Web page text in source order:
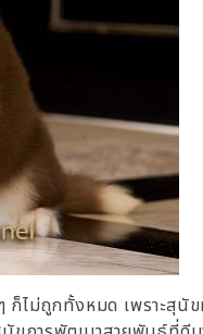
ไม่ถูกทั้งหมด เพราะสุ